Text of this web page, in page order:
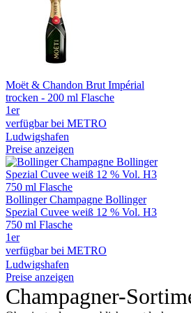
Moët & Chandon Brut Impérial
trocken - 200 ml Flasche
1er
verfügbar bei METRO
Ludwigshafen
Preise anzeigen
Bollinger Champagne Bollinger
Spezial Cuvee weiß 12 % Vol. H3
750 ml Flasche
1er
verfügbar bei METRO
Ludwigshafen
Preise anzeigen
Champagner-